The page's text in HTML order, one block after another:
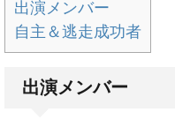
出演メンバー
自主＆逃走成功者
出演メンバー